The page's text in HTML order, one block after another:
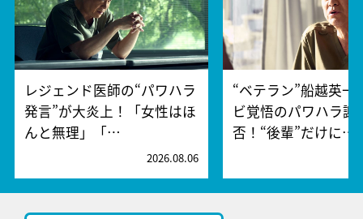
レジェンド医師の“パワハラ
発言”が大炎上！「女性はほ
んと無理」「…
2026.08.06
“ベテラン”船越英一
ビ覚悟のパワハラ謝
否！“後輩”だけに…